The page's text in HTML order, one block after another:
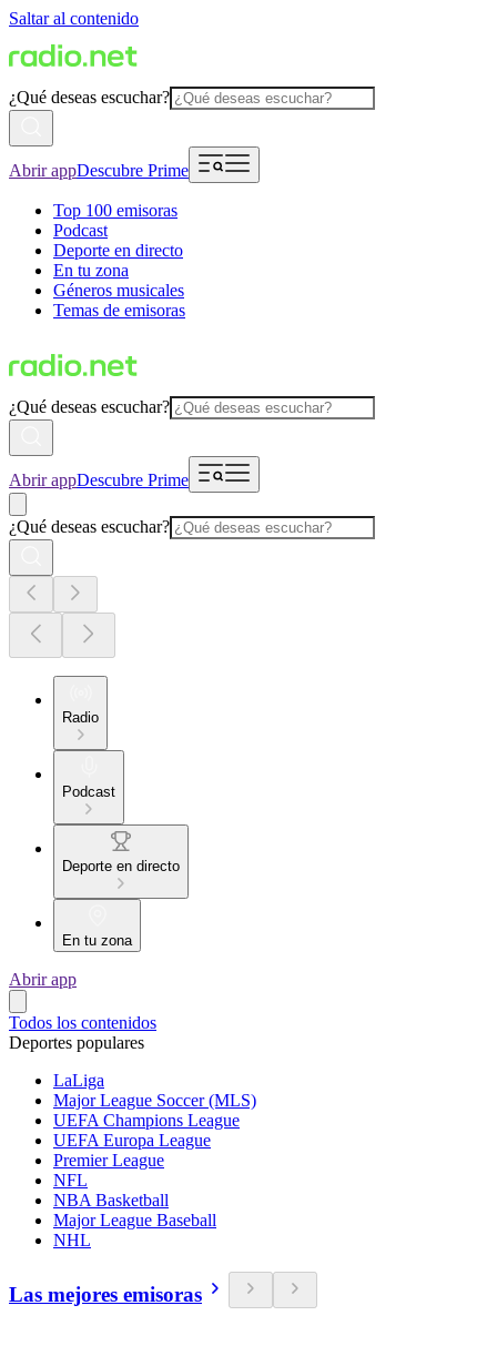
Saltar al contenido
¿Qué deseas escuchar?
Abrir appDescubre Prime
Top 100 emisoras
Podcast
Deporte en directo
En tu zona
Géneros musicales
Temas de emisoras
¿Qué deseas escuchar?
Abrir appDescubre Prime
¿Qué deseas escuchar?
Radio
Podcast
Deporte en directo
En tu zona
Abrir app
Todos los contenidos
Deportes populares
LaLiga
Major League Soccer (MLS)
UEFA Champions League
UEFA Europa League
Premier League
NFL
NBA Basketball
Major League Baseball
NHL
Las mejores emisoras